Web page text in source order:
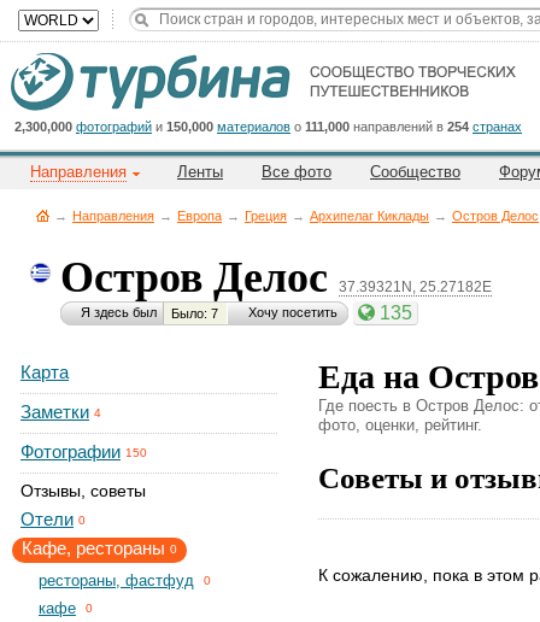
2,300,000 фотографий и 150,000 материалов о 111,000 направлений в 254 странах
Направления Ленты Все фото Сообщество
→ Направления → Европа → Греция → Архипелаг Киклады → Остров Делос
Остров Делос 37.39321N, 25.27182E
Я здесь был Было: 7 Хочу посетить 135
Карта
Заметки 4
Фотографии 150
Отзывы, советы
Отели 0
Кафе, рестораны 0
рестораны, фастфуд 0
кафе 0
Еда на
Где поесть в Остров Делос:
фото, оценки, рейтинг.
Советы и
К сожалению, пока в этом
Cейчас
на
сайте:
Title
Button